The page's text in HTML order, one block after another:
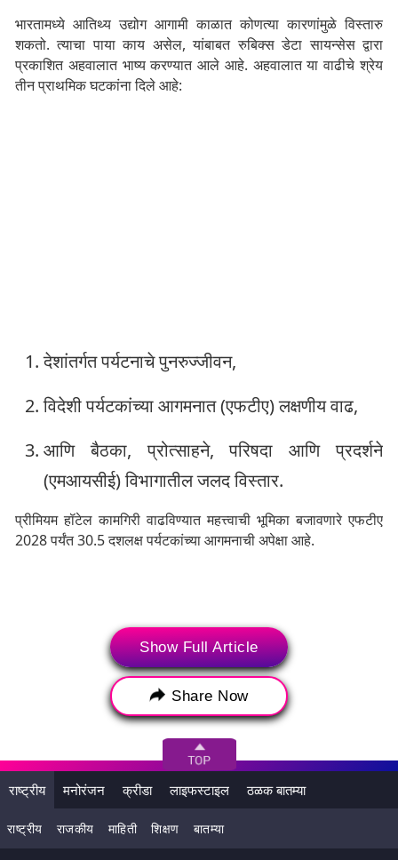
भारतामध्ये आतिथ्य उद्योग आगामी काळात कोणत्या कारणांमुळे विस्तारु
शकतो. त्याचा पाया काय असेल, यांबाबत रुबिक्स डेटा सायन्सेस द्वारा
प्रकाशित अहवालात भाष्य करण्यात आले आहे. अहवालात या वाढीचे श्रेय
तीन प्राथमिक घटकांना दिले आहे:
देशांतर्गत पर्यटनाचे पुनरुज्जीवन,
विदेशी पर्यटकांच्या आगमनात (एफटीए) लक्षणीय वाढ,
आणि बैठका, प्रोत्साहने, परिषदा आणि प्रदर्शने
(एमआयसीई) विभागातील जलद विस्तार.
प्रीमियम हॉटेल कामगिरी वाढविण्यात महत्त्वाची भूमिका बजावणारे एफटीए
2028 पर्यंत 30.5 दशलक्ष पर्यटकांच्या आगमनाची अपेक्षा आहे.
रुबिक्सने या क्षेत्राच्या वाढीच्या चालकांमधील बदलत्या ट्रेंडवर प्रकाश
टाकला आहे. अंदाजित वाढीव महसूल वाढीमध्ये आता देशांतर्गत प्रवाशांचा
वाटा 50% आहे, तर एफटीए 30% योगदान देतात आणि उर्वरित 20%
Show Full Article
Share Now
राष्ट्रीय मनोरंजन क्रीडा लाइफस्टाइल ठळक बातम्या
राष्ट्रीय राजकीय माहिती शिक्षण बातम्या